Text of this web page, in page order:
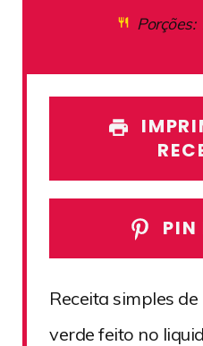
Porções:
PIN
Receita simples
verde feito no